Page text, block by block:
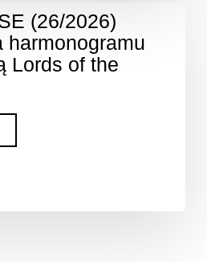
(26/2026)
harmonogramu
Lords of the